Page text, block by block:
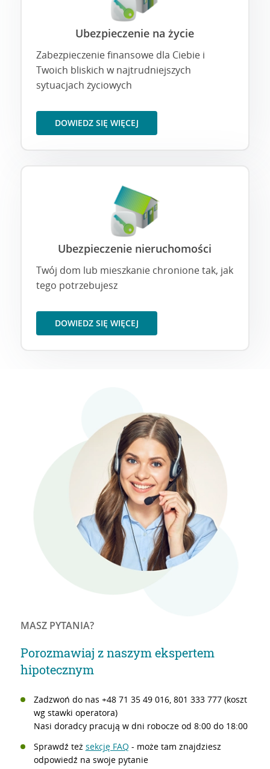
Ubezpieczenie na życie
Zabezpieczenie finansowe dla Ciebie i
Twoich bliskich w najtrudniejszych
sytuacjach życiowych
DOWIEDZ SIĘ WIĘCEJ
Ubezpieczenie nieruchomości
Twój dom lub mieszkanie chronione tak, jak
tego potrzebujesz
DOWIEDZ SIĘ WIĘCEJ
MASZ PYTANIA?
Porozmawiaj z naszym ekspertem
hipotecznym
Zadzwoń do nas +48 71 35 49 016, 801 333 777 (koszt
wg stawki operatora)
Nasi doradcy pracują w dni robocze od 8:00 do 18:00
Sprawdź też sekcję FAQ - może tam znajdziesz
odpowiedź na swoje pytanie